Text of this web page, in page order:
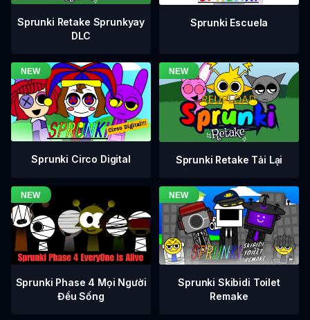
Sprunki Retake Sprunkyay
DLC
Sprunki Escuela
Sprunki Circo Digital Sprunki Retake Tải Lại
Sprunki Phase 4 Mọi Người
Đều Sống
Sprunki Skibidi Toilet
Remake